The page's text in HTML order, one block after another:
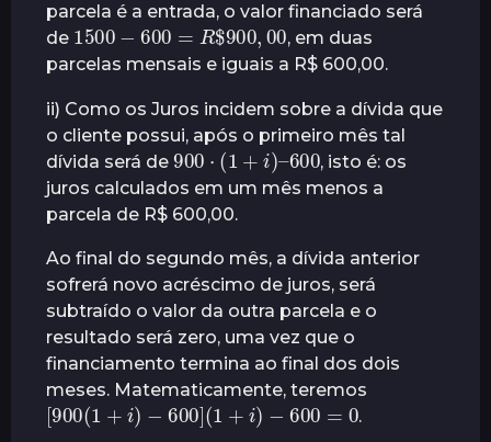
parcela é a entrada, o valor financiado será
de
1500 −600=R$900,
00
, em duas
parcelas mensais e iguais a R$ 600,00.
ii) Como os Juros incidem sobre a dívida que
o cliente possui, após o primeiro mês tal
dívida será de
900⋅(1 + )–600
, isto é: os
juros calculados em um mês menos a
parcela de R$ 600,00.
Ao final do segundo mês, a dívida anterior
sofrerá novo acréscimo de juros, será
subtraído o valor da outra parcela e o
resultado será zero, uma vez que o
financiamento termina ao final dos dois
meses. Matematicamente, teremos
[900 (1+i)−600](1 +i)−600=0
.